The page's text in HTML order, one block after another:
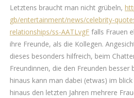
Letztens braucht man nicht grübeln,
gb/entertainment/news/celebrity-
relationships/ss-AATLvgF falls Frauen
ihre Freunde, als die Kollegen.
dieses besonders hilfreich, beim
Freundinnen, die den Freunden besser
hinaus kann man dabei (etwas) im
hinaus den letzten Jahren mehrere